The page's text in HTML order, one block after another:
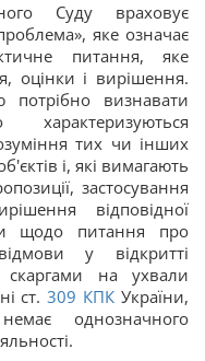
Суду враховує
яке означає
питання, яке
оцінки і вирішення.
визнавати
тих чи інших
і, які вимагають
застосування
відповідної
щодо питання про
у відкритті
скаргами на ухвали
ст. 309 КПК України,
однозначного